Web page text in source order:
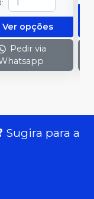
:
Ver opções
Pedir via
Sugira para a